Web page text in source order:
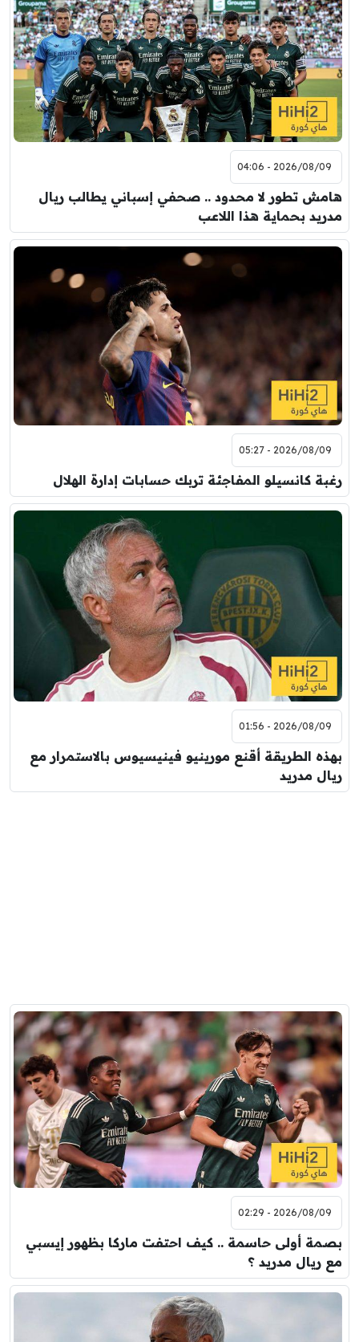
2026/08/09 - 04:06
هامش تطور لا محدود .. صحفي إسباني يطالب ريال
مدريد بحماية هذا اللاعب
2026/08/09 - 05:27
رغبة كانسيلو المفاجئة تربك حسابات إدارة الهلال
2026/08/09 - 01:56
بهذه الطريقة أقنع مورينيو فينيسيوس بالاستمرار مع
ريال مدريد
2026/08/09 - 02:29
بصمة أولى حاسمة .. كيف احتفت ماركا بظهور إيسبي
مع ريال مدريد ؟